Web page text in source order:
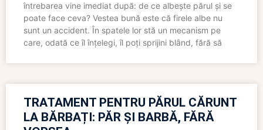
întrebarea vine imediat după: de ce albește părul și se
poate face ceva? Vestea bună este că firele albe nu
sunt un accident. În spatele lor stă un mecanism pe
care, odată ce îl înțelegi, îl poți sprijini blând, fără să
TRATAMENT PENTRU PĂRUL CĂRUNT
LA BĂRBAȚI: PĂR ȘI BARBĂ, FĂRĂ